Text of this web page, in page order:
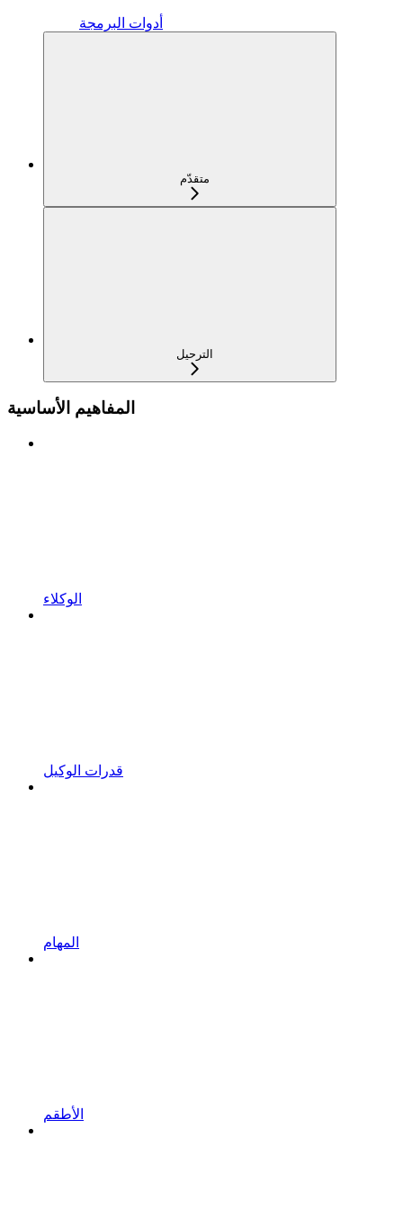
أدوات البرمجة
متقدّم
الترحيل
المفاهيم الأساسية
الوكلاء
قدرات الوكيل
المهام
الأطقم